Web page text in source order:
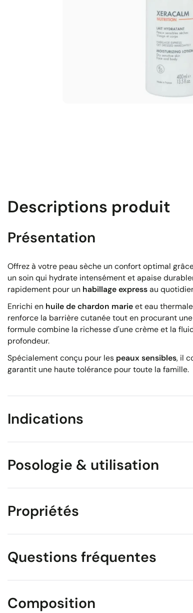
Descriptions produit
Présentation
Offrez à votre peau sèche un confort optimal
un soin qui hydrate intensément et apaise
rapidement pour un habillage expressau
Enrichi en huile de chardon marieet eau
renforce la barrière cutanée tout en procurant
formule combine la richesse d'une crème et la
profondeur.
Spécialement conçu pour les peaux sensibles, il
garantit une haute tolérance pour toute la famille.
Indications
Posologie & utilisation
Propriétés
Questions fréquentes
Composition